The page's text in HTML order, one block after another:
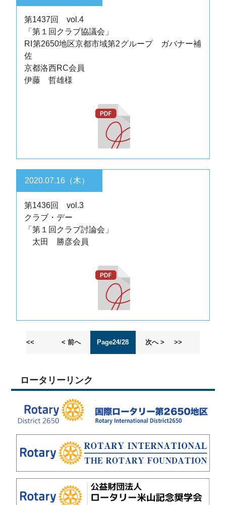
第1437回 vol.4
「第１回クラブ協議会」
RI第2650地区京都市域第2グループ ガバナー補
佐
京都洛西RC会員
伊藤 哲雄様
2020.07.16（木）
第1436回 vol.3
クラブ・デー
「第１回クラブ討論会」
太田 勝彦会員
Page24/28
<< < 前へ 次へ > >>
ロータリーリンク